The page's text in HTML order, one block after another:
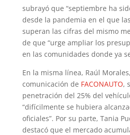
subrayó que “septiembre ha
desde la pandemia en el que
superan las cifras del mismo
de que “urge ampliar los
en las comunidades donde ya
En la misma línea, Raúl
comunicación de FACONAUTO,
penetración del 25% del
“difícilmente se hubiera
oficiales”. Por su parte, Tania
destacó que el mercado